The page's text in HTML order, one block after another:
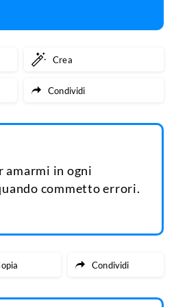
Crea
Condividi
amarmi in ogni
commetto errori.
Condividi